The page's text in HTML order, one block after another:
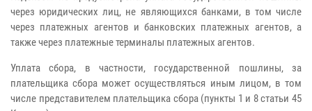
через юридических лиц, не являющихся банками, в том числе
через платежных агентов и банковских платежных агентов, а
также через платежные терминалы платежных агентов.
Уплата сбора, в частности, государственной пошлины, за
плательщика сбора может осуществляться иным лицом, в том
числе представителем плательщика сбора (пункты 1 и 8 статьи 45